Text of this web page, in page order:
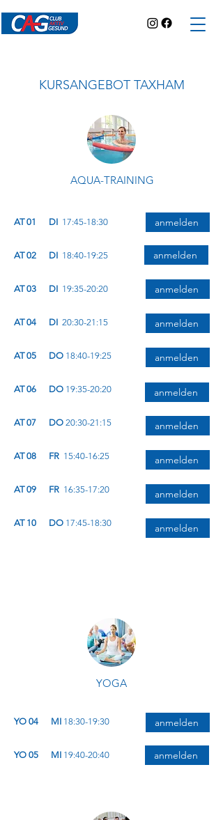
KURSANGEBOT TAXHAM
AQUA-TRAINING
AT 01 DI 17:45-18:30
AT 02 DI 18:40-19:25
AT 03 DI 19:35-20:20
AT 04 DI 20:30-21:15
AT 05 DO 18:40-19:25
AT 06 DO 19:35-20:20
AT 07 DO 20:30-21:15
AT 08 FR 15:40-16:25
AT 09 FR 16:35-17:20
AT 10 DO 17:45-18:30
anmelden
anmelden
anmelden
anmelden
anmelden
anmelden
anmelden
anmelden
anmelden
anmelden
YOGA
YO 04 MI 18:30-19:30
YO 05 MI 19:40-20:40
anmelden
anmelden